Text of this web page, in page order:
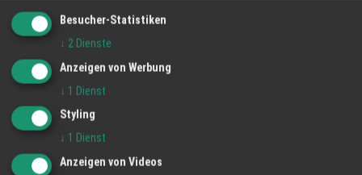
bdla. Heute arbeiten weitere 3 Ingenieure im
MA. Vita: Christine Gehle, Jahrgang 1973,
studierte Garten- und
18 °C
Mäßig Bewölkt
SO
Besucher-Statistiken
↓ 2 Dienste
Anzeigen von Werbung
↓ 1 Dienst
Styling
↓ 1 Dienst
Anzeigen von Videos